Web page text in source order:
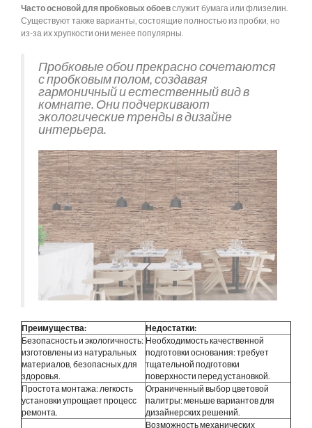
Часто основой для пробковых обоевслужит бумага или флизелин.
Существуют также варианты, состоящие полностью из пробки, но
из-за их хрупкости они менее популярны.
Пробковые обои прекрасно сочетаются
с пробковым полом, создавая
гармоничный и естественный вид в
комнате. Они подчеркивают
экологические тренды в дизайне
интерьера.
Преимущества:
Недостатки:
Безопасность и экологичность:
изготовлены из натуральных
материалов, безопасных для
здоровья.
Необходимость качественной
подготовки основания: требует
тщательной подготовки
поверхности перед установкой.
Простота монтажа: легкость
установки упрощает процесс
ремонта.
Ограниченный выбор цветовой
палитры: меньше вариантов для
дизайнерских решений.
Возможность механических